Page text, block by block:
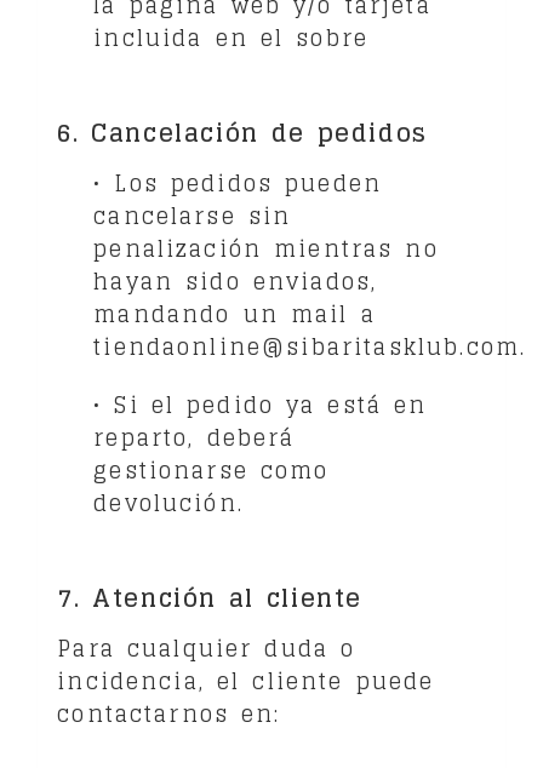
incluida en el sobre
6. Cancelación de pedidos
• Los pedidos pueden
cancelarse sin
penalización mientras no
hayan sido enviados,
mandando un mail a
tiendaonline@sibaritasklub.com.
• Si el pedido ya está en
reparto, deberá
gestionarse como
devolución.
7. Atención al cliente
Para cualquier duda o
incidencia, el cliente puede
contactarnos en: